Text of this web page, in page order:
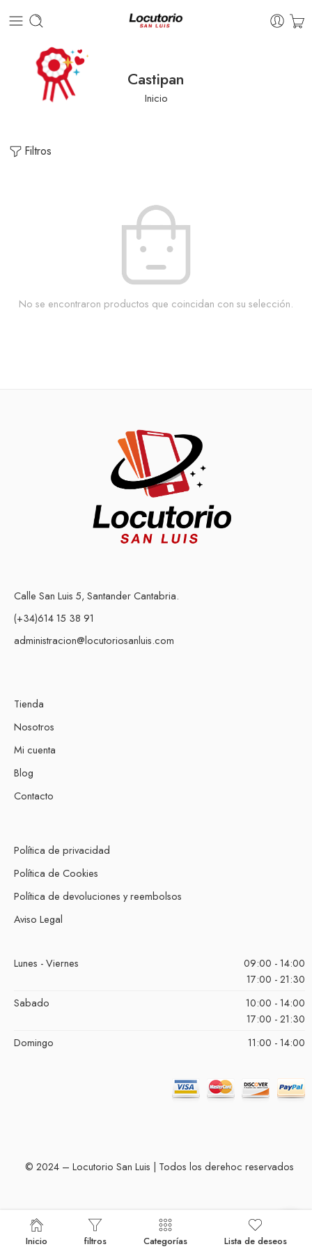
Castipan
Inicio
Filtros
No se encontraron productos que coincidan con su selección.
Calle San Luis 5, Santander Cantabria.
(+34)614 15 38 91
administracion@locutoriosanluis.com
Tienda
Nosotros
Mi cuenta
Blog
Contacto
Política de privacidad
Política de Cookies
Política de devoluciones y reembolsos
Aviso Legal
Lunes - Viernes
09:00 - 14:00
17:00 - 21:30
Sabado
10:00 - 14:00
17:00 - 21:30
Domingo
11:00 - 14:00
© 2024 – Locutorio San Luis | Todos los derehoc reservados
Inicio filtros Categorías Lista de deseos